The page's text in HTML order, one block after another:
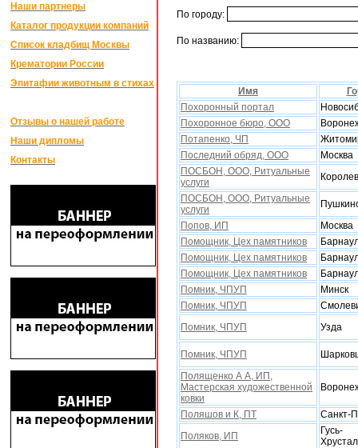
Наши партнеры
Каталог продукции компаний
Список кладбищ Москвы
Крематории России
Эпитафии животным в стихах
Отзывы о нашей работе
Наши дипломы
Контакты
По городу:
По названию:
Имя
Похоронный портал
Похоронное бюро, ООО
Потапенко, ЧП
Последний обряд, ООО
Москва
ПОСБОН, ООО, Ритуальные
услуги
Королев
ПОСБОН, ООО, Ритуальные
услуги
Попов, ИП
Москва
Помощник, Цеx памятников
Помощник, Цеx памятников
Помощник, Цеx памятников
Помник, ЧПУП
Минск
Помник, ЧПУП
Помник, ЧПУП
Узда
Помник, ЧПУП
Полященко А А, ИП,
Мастерская художественной
ковки
Поляшов и К, ПТ
Санкт-
Поляков, ИП
Гусь-